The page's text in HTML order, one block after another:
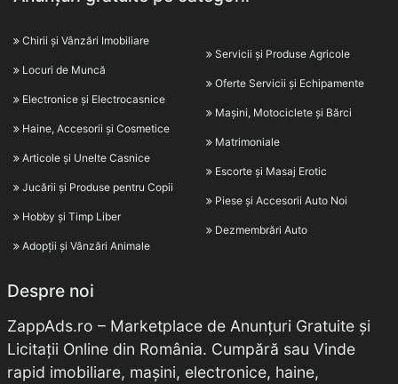
Chirii și Vânzări Imobiliare
Locuri de Muncă
Electronice și Electrocasnice
Haine, Accesorii și Cosmetice
Articole și Unelte Casnice
Jucării și Produse pentru Copii
Hobby și Timp Liber
Adopții și Vânzări Animale
Servicii și Produse Agricole
Oferte Servicii și Echipamente
Mașini, Motociclete și Bărci
Matrimoniale
Escorte și Masaj Erotic
Piese și Accesorii Auto Noi
Dezmembrări Auto
Despre noi
ZappAds.ro – Marketplace de Anunțuri Gratuite și
Licitații Online din România. Cumpără sau Vinde
rapid imobiliare, mașini, electronice, haine,